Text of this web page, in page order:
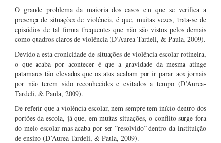
O grande problema da maioria dos casos em que se verifica a
presença de situações de violência, é que, muitas vezes, trata-se de
episódios de tal forma frequentes que não são vistos pelos demais
como quadros claros de violência (D’Aurea-Tardeli, & Paula, 2009).
Devido a esta cronicidade de situações de violência escolar rotineira,
o que acaba por acontecer é que a gravidade da mesma atinge
patamares tão elevados que os atos acabam por ir parar aos jornais
por não terem sido reconhecidos e evitados a tempo (D’Aurea-
Tardeli, & Paula, 2009).
De referir que a violência escolar, nem sempre tem início dentro dos
portões da escola, já que, em muitas situações, o conflito surge fora
do meio escolar mas acaba por ser ”resolvido” dentro da instituição
de ensino (D’Aurea-Tardeli, & Paula, 2009).